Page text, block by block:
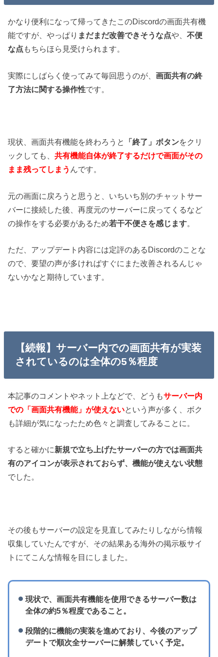
かなり便利になって帰ってきたこのDiscordの画面共有機
能ですが、やっぱり まだまだ改善できそうな点や、不便
な点 もちらほら見受けられます。
実際にしばらく使ってみて毎回思うのが、画面共有の終
了方法に関する操作性です。
現状、画面共有機能を終わろうと 「終了」ボタンをクリ
ックしても、共有機能自体が終了するだけで画面がその
まま残ってしまう んです。
元の画面に戻ろうと思うと、いちいち別のチャットサー
バーに接続した後、再度元のサーバーに戻ってくるなど
の操作をする必要があるため若干不便さを感じます。
ただ、アップデート内容には定評のあるDiscordのことな
ので、要望の声が多ければすぐにまた改善されるんじゃ
ないかなと期待しています。
【続報】サーバー内での画面共有が実装
されているのは全体の5％程度
本記事のコメントやネット上などで、どうもサーバー内
での 「画面共有機能」が使えないという声が多く、ボク
も詳細が気になったため色々と調査してみることに。
すると確かに新規で立ち上げたサーバーの方では画面共
有のアイコンが表示されておらず、機能が使えない状態
でした。
その後もサーバーの設定を見直してみたりしながら情報
収集していたんですが、その結果ある海外の掲示板サイ
トにてこんな情報を目にしました。
現状で、画面共有機能を使用できるサーバー数は
全体の約5％程度であること。
段階的に機能の実装を進めており、今後のアップ
デートで順次全サーバーに解禁していく予定。